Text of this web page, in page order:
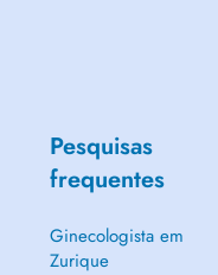
Pesquisas
frequentes
Ginecologista em
Zurique